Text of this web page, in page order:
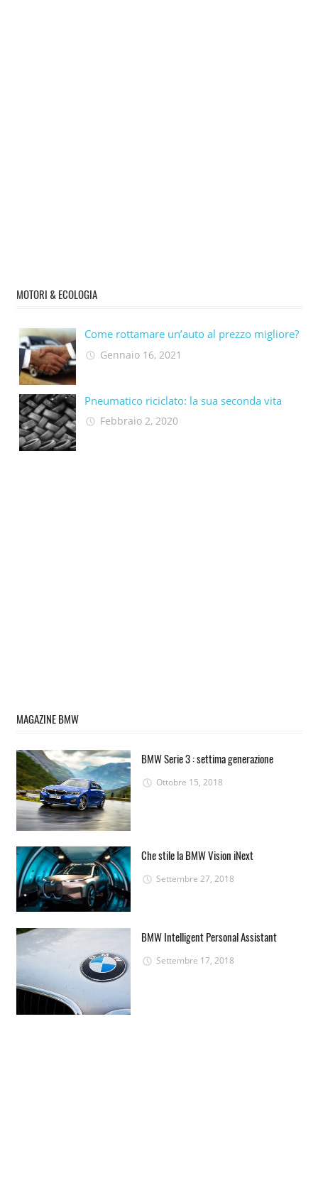
MOTORI & ECOLOGIA
Come rottamare un’auto al prezzo migliore?
Gennaio 16, 2021
Pneumatico riciclato: la sua seconda vita​
Febbraio 2, 2020
MAGAZINE BMW
BMW Serie 3 : settima generazione
Ottobre 15, 2018
Che stile la BMW Vision iNext
Settembre 27, 2018
BMW Intelligent Personal Assistant
Settembre 17, 2018